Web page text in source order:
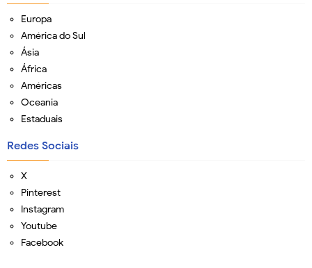
Europa
América do Sul
Ásia
África
Américas
Oceania
Estaduais
Redes Sociais
X
Pinterest
Instagram
Youtube
Facebook